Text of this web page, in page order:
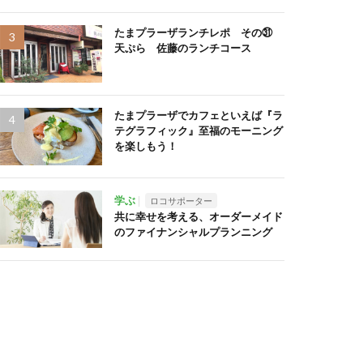
たまプラーザランチレポ その㉛
天ぷら 佐藤のランチコース
たまプラーザでカフェといえば『ラ
テグラフィック』至福のモーニング
を楽しもう！
学ぶ ロコサポーター
共に幸せを考える、オーダーメイド
のファイナンシャルプランニング